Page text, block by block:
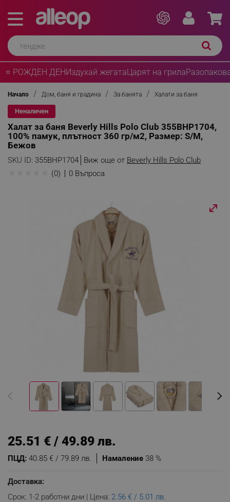
⭐ РОЖДЕН ДЕНИздухай жегатаЦарят на грила
Начало Дом, баня и градина За банята Халати за баня
Неналичен
Халат за баня Beverly Hills Polo Club 355BHP1704,
100% памук, плътност 360 гр/м2, Размер: S/M,
Бежов
SKU ID: 355BHP1704 Виж още от Beverly Hills Polo Club
(0) 0 Въпроса
Намаление 38 %
ПЦД: 40.85 € / 79.89 лв.
25.51 € / 49.89 лв.
Доставка:
Срок: 1-2 работни дни | Цена: 2.56 € / 5.01 лв.